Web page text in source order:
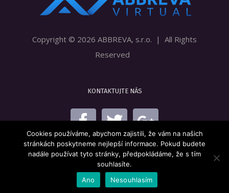
Copyright © 2026 ABBREVA, s.r.o. | All Rights
Reserved
KONTAKTUJTE NÁS
Cookies používáme, abychom zajistili, že vám na našich
stránkách poskytneme nejlepší informace. Pokud budete
nadále používat tyto stránky, předpokládáme, že s tím
souhlasíte.
Ano
Nesouhlasím